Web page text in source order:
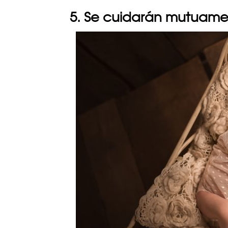
5. Se cuidarán